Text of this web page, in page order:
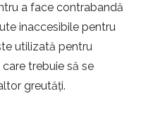
a face contrabandă
inaccesibile pentru
utilizată pentru
trebuie să se
greutăți.